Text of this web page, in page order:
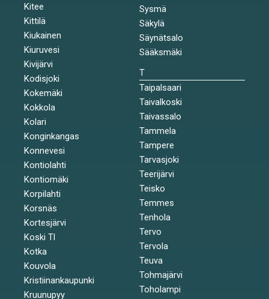
Kitee
Kittilä
Kiukainen
Kiuruvesi
Kivijärvi
Kodisjoki
Kokemäki
Kokkola
Kolari
Konginkangas
Konnevesi
Kontiolahti
Kontiomäki
Korpilahti
Korsnäs
Kortesjärvi
Koski Tl
Kotka
Kouvola
Kristiinankaupunki
Kruunupyy
Sysmä
Säkylä
Säynätsalo
Sääksmäki
T
Taipalsaari
Taivalkoski
Taivassalo
Tammela
Tampere
Tarvasjoki
Teerijärvi
Teisko
Temmes
Tenhola
Tervo
Tervola
Teuva
Tohmajärvi
Toholampi